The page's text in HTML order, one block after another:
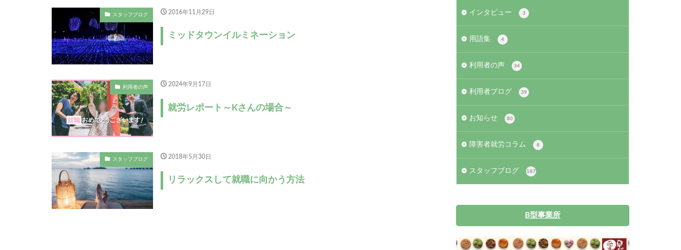
スタッフブログ 2016年11月29日
ミッドタウンイルミネーション
利用者の声 2024年9月17日
就労レポート～Kさんの場合～
スタッフブログ 2018年5月30日
リラックスして就職に向かう方法
インタビュー 3
用語集 4
利用者の声 34
利用者ブログ 39
お知らせ 80
障害者就労コラム 8
スタッフブログ 187
B型事業所